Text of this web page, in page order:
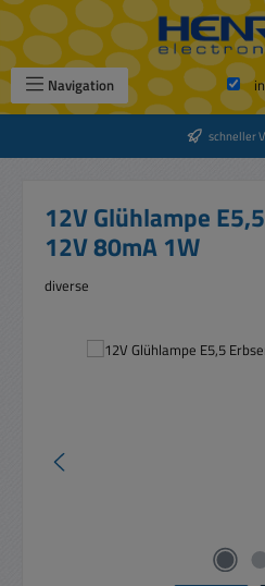
Zum Hauptinhalt springen
Navigation
schneller
12V Glühlampe
12V 80mA 1W
diverse